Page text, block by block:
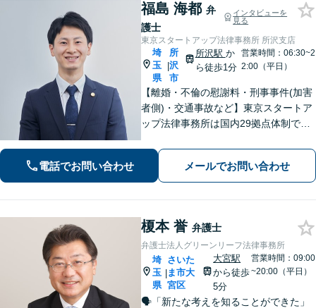
福島 海都 弁
護士
インタビューを
見る
東京スタートアップ法律事務所 所沢支店
埼
玉
県
|
所
沢
市
所沢駅 か
ら徒歩1分
営業時間：06:30~2
2:00（平日）
【離婚・不倫の慰謝料・刑事事件(加害
者側)・交通事故など】東京スタートア
ップ法律事務所は国内29拠点体制で全
対応(法律相談は完全予約制)】各分野で
専門性の高い弁護士が寄り添い解決を
サポートします。
電話でお問い合わせ メールでお問い合わせ
榎本 誉 弁護士
弁護士法人グリーンリーフ法律事務所
埼
玉
県
|
さいた
ま市大
宮区
大宮駅
から徒歩
5分
営業時間：09:00
~20:00（平日）
🗣️「新たな考えを知ることができた」